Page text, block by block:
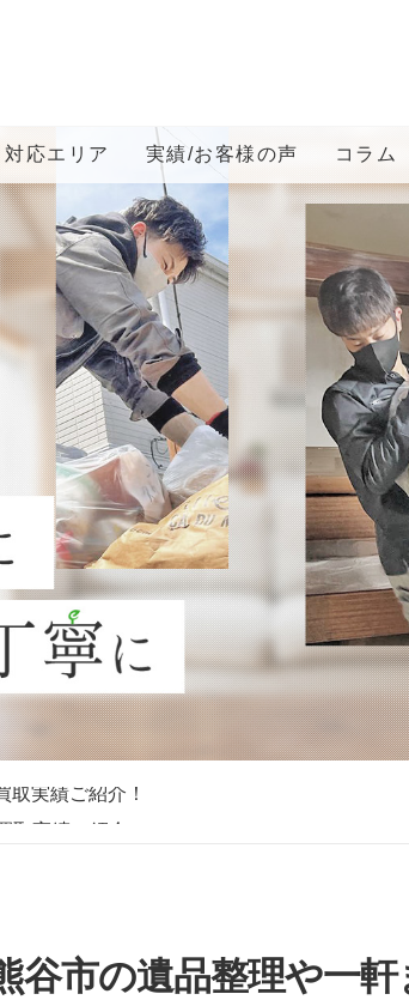
対応エリア 実績/お客様の声 コラム
取実績ご紹介！
取実績ご紹介！
取実績ご紹介！
取実績ご紹介！
谷市の遺品整理や一軒